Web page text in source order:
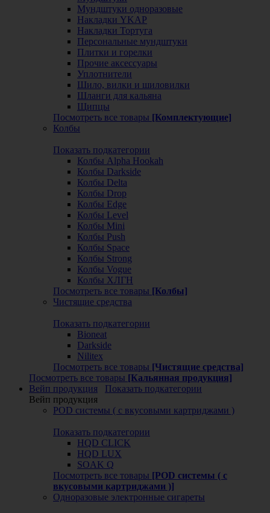
Мундштуки одноразовые
Накладки YKAP
Накладки Тортуга
Персональные мундштуки
Плитки и горелки
Прочие аксессуары
Уплотнители
Шило, вилки и шиловилки
Шланги для кальяна
Щипцы
Посмотреть все товары [Комплектующие]
Колбы
Показать подкатегории
Колбы Alpha Hookah
Колбы Darkside
Колбы Delta
Колбы Drop
Колбы Edge
Колбы Level
Колбы Mini
Колбы Push
Колбы Space
Колбы Strong
Колбы Vogue
Колбы ХЛГН
Посмотреть все товары [Колбы]
Чистящие средства
Показать подкатегории
Bioneat
Darkside
Nilitex
Посмотреть все товары [Чистящие средства]
Посмотреть все товары [Кальянная продукция]
Вейп продукция
Показать подкатегории
Вейп продукция
POD системы ( с вкусовыми картриджами )
Показать подкатегории
HQD CLICK
HQD LUX
SOAK Q
Посмотреть все товары [POD системы ( с
вкусовыми картриджами )]
Одноразовые электронные сигареты